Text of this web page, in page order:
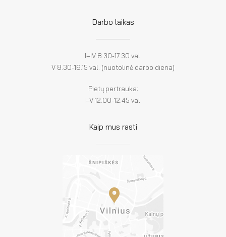
Darbo laikas
I–IV 8.30-17.30 val.
V 8.30-16.15 val. (nuotolinė darbo diena)
Pietų pertrauka:
I–V 12.00-12.45 val.
Kaip mus rasti